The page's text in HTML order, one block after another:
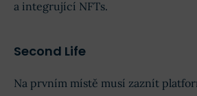
a integrující NFTs.
Second Life
Na prvním místě musí zaznít